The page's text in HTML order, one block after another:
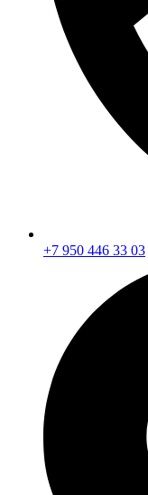
+7 950 446 33 03